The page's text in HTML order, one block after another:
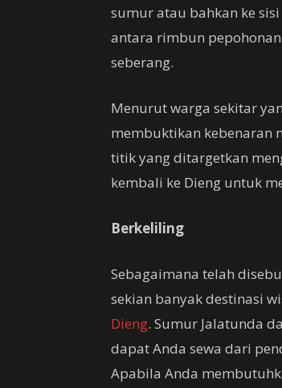
sumur atau bahkan ke
antara rimbun
seberang.
Menurut warga sekitar
membuktikan kebenaran
titik yang ditargetkan
kembali ke Dieng untuk
Berkeliling
Sebagaimana telah
sekian banyak destinasi
Dieng. Sumur Jalatunda
dapat Anda sewa dari
Apabila Anda